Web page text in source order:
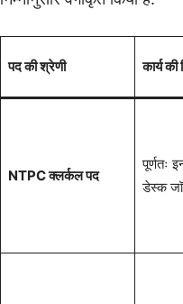
पद की श्रेणी कार्य की
NTPC क्लर्कल पद
पूर्णतः
डेस्क